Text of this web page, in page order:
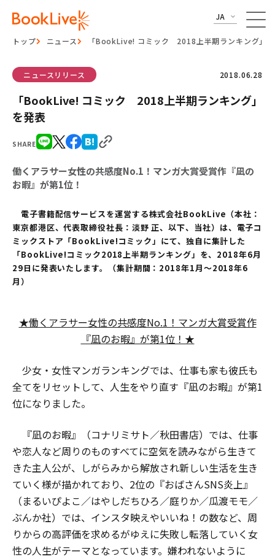
JA
トップ ニュース 「BookLive! コミック 2018上半期ランキング」
SHARE
ニュースリリース 2018.06.28
「BookLive! コミック 2018上半期ランキング」
を発表
働くアラサー女性の共感度No.1！マンガ大賞受賞作『凪の
お暇』が第1位！
電子書籍配信サービスを運営する株式会社BookLive（本社：
東京都港区、代表取締役社長：淡野 正、以下、当社）は、電子コ
ミックストア「BookLive!コミック」にて、独自に集計した
「BookLive!コミック2018上半期ランキング」を、2018年6月
29日に発表いたします。（集計期間：2018年1月～2018年6
月）
★働くアラサー女性の共感度No.1！マンガ大賞受賞作
『凪のお暇』が第1位！★
少女・女性マンガランキングでは、仕事も家も彼氏も
全てをリセットして、人生をやり直す『凪のお暇』が第1
位になりました。
『凪のお暇』（コナリミサト／秋田書店）では、仕事
や恋人など周りのものすべてに空気を読みながら生きて
きた主人公が、しがらみから解放され新しい生活を生き
ていく様が描かれており、2位の『おばさんSNS炎上』
（まるいぴよこ／はやしだちひろ／庭りか／瓜渡モモ／
ぶんか社）では、インスタ映えやいいね！の数など、周
りからの高評価を求めるがゆえに失敗し転落していく女
性の人生がテーマとなっています。嫌われないように